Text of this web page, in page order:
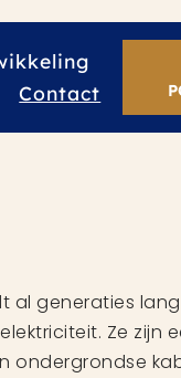
Contact
al generaties
Ze zijn
ondergrondse